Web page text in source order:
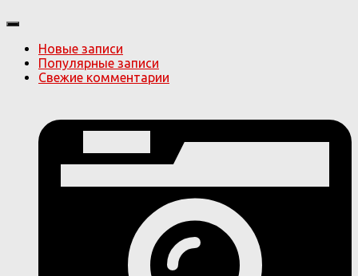
Новые записи
Популярные записи
Свежие комментарии